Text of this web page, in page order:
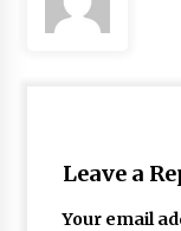
Leave a
Your email